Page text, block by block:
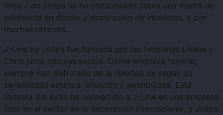
línea J de Jolipa se ha consolidado como una marca de
referencia en diseño y decoración de interiores, y por
muchas razones.
J-Line by Jolipa fue fundada por las hermanas Liliane y
Chris junto con sus socios. Como empresa familiar,
siempre han disfrutado de la libertad de seguir su
sensibilidad estética, intuición y sensibilidad. Esta
fórmula del éxito ha convertido a J-Line en una empresa
líder en el sector de la decoración internacional, y Jolipa